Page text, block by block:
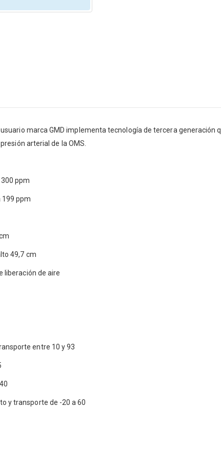
marca GMD implementa tecnología de tercera
arterial de la OMS.
ppm
199 ppm
49,7 cm
liberación de aire
entre 10 y 93
y transporte de -20 a 60